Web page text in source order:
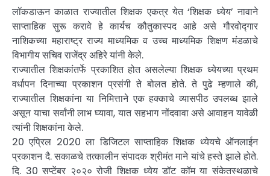
लॉकडाऊन काळात राज्यातील शिक्षक एकत्र येत ‘शिक्षक ध्येय’ नावाने
साप्ताहिक सुरू करावे हे कार्यच कौतुकास्पद आहे असे गौरवोद्गार
नाशिकच्या महाराष्ट्र राज्य माध्यमिक व उच्च माध्यमिक शिक्षण मंडळाचे
विभागीय सचिव राजेंद्र अहिरे यांनी केले.
राज्यातील शिक्षकांतर्फे प्रकाशित होत असलेल्या शिक्षक ध्येयच्या प्रथम
वर्धापन दिनाच्या प्रकाशन प्रसंगी ते बोलत होते. ते पुढे म्हणाले की,
राज्यातील शिक्षकांना या निमित्ताने एक हक्काचे व्यासपीठ उपलब्ध झाले
असून याचा सर्वांनी लाभ घ्यावा, यात सहभाग नोंदवावा असे आवाहन यावेळी
त्यांनी शिक्षकांना केले.
20 एप्रिल 2020 ला डिजिटल साप्ताहिक शिक्षक ध्येयचे ऑनलाईन
प्रकाशन दै. सकाळचे तत्कालीन संपादक श्रीमंत माने यांचे हस्ते झाले होते.
दि. 30 सप्टेंबर २०२० रोजी शिक्षक ध्येय डॉट कॉम या संकेतस्थळाचे